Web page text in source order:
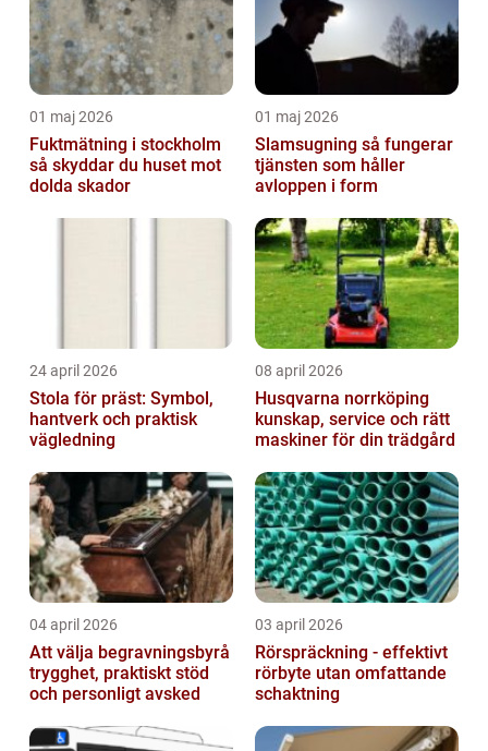
01 maj 2026
Fuktmätning i stockholm
så skyddar du huset mot
dolda skador
01 maj 2026
Slamsugning så fungerar
tjänsten som håller
avloppen i form
24 april 2026
Stola för präst: Symbol,
hantverk och praktisk
vägledning
08 april 2026
Husqvarna norrköping
kunskap, service och rätt
maskiner för din trädgård
04 april 2026
Att välja begravningsbyrå
trygghet, praktiskt stöd
och personligt avsked
03 april 2026
Rörspräckning - effektivt
rörbyte utan omfattande
schaktning